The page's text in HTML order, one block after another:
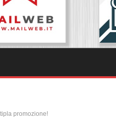
promozione!